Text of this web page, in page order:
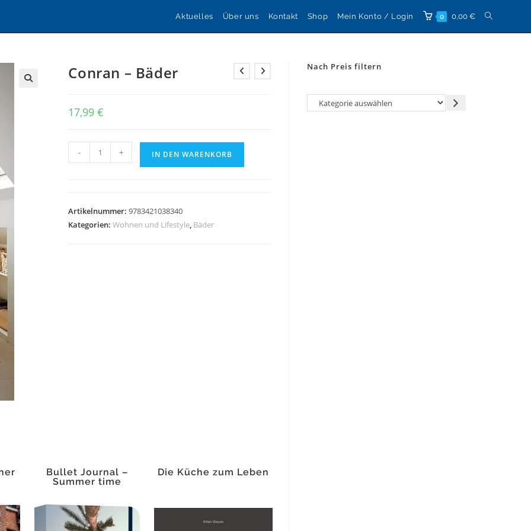
Aktuelles Über uns Kontakt Shop Mein Konto / Login 0 0,00 € Website-
Conran – Bäder
17,99€
-
- + IN DEN WARENKORB
Artikelnummer:9783421038340
Kategorien:Wohnen und Lifestyle, Bäder
Bullet Journal –
Summer time
Die Küche zum Leben
Nach Preis filtern
Kategorie